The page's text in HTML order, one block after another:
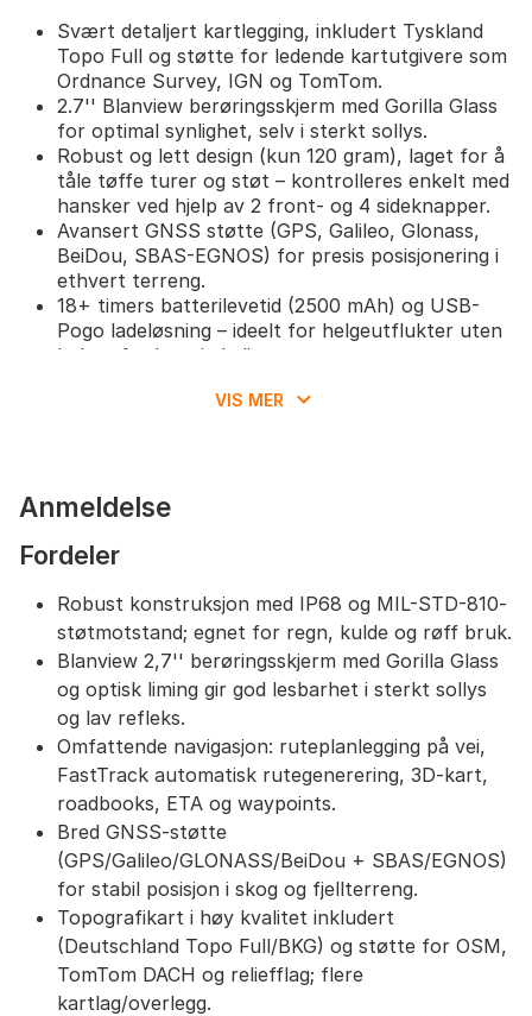
Svært detaljert kartlegging, inkludert Tyskland
Topo Full og støtte for ledende kartutgivere som
Ordnance Survey, IGN og TomTom.
2.7'' Blanview berøringsskjerm med Gorilla Glass
for optimal synlighet, selv i sterkt sollys.
Robust og lett design (kun 120 gram), laget for å
tåle tøffe turer og støt – kontrolleres enkelt med
hansker ved hjelp av 2 front- og 4 sideknapper.
Avansert GNSS støtte (GPS, Galileo, Glonass,
BeiDou, SBAS-EGNOS) for presis posisjonering i
ethvert terreng.
18+ timers batterilevetid (2500 mAh) og USB-
Pogo ladeløsning – ideelt for helgeutflukter uten
behov for hyppig lading.
inkludert i pakken.
Del dine eventyr enkelt via Komoot, Strava,
umiddelbart med GO Cloud.
akselerometer, lyssensor og høyttaler.
Inkluderer 6 måneder SeeMe og TwoNav PRO
abonnement samt tilgang til TwoNav Premium
App og Link App for Android/iOS.
VIS MER
Anmeldelse
Fordeler
Robust konstruksjon med IP68 og MIL-STD-810-
støtmotstand; egnet for regn, kulde og røff bruk.
Blanview 2,7'' berøringsskjerm med Gorilla Glass
og optisk liming gir god lesbarhet i sterkt sollys
og lav refleks.
Omfattende navigasjon: ruteplanlegging på vei,
FastTrack automatisk rutegenerering, 3D-kart,
roadbooks, ETA og waypoints.
Bred GNSS-støtte
(GPS/Galileo/GLONASS/BeiDou + SBAS/EGNOS)
for stabil posisjon i skog og fjellterreng.
Topografikart i høy kvalitet inkludert
(Deutschland Topo Full/BKG) og støtte for OSM,
TomTom DACH og reliefflag; flere
kartlag/overlegg.